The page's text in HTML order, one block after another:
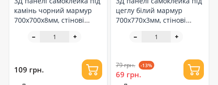
камінь чорний мармур
700x700x8мм, стінові
109 грн.
цеглу білий мармур
700x770x3мм, стінові
(240-3)
79 грн. -13%
69 грн.